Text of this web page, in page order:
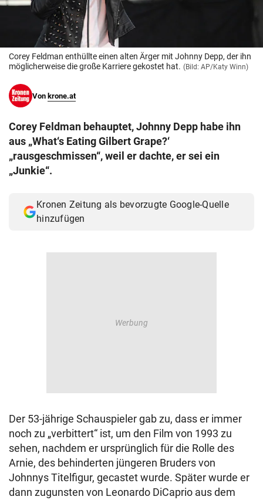
© Krone Multimedia GmbH & Co KG 2026
Muthgasse 2, 1190 Wien
Corey Feldman enthüllte einen alten Ärger mit Johnny Depp, der ihn
möglicherweise die große Karriere gekostet hat. (Bild: AP/Katy Winn)
Von krone.at
Corey Feldman behauptet, Johnny Depp habe ihn
aus „What‘s Eating Gilbert Grape?‘
„rausgeschmissen“, weil er dachte, er sei ein
„Junkie“.
Kronen Zeitung als bevorzugte Google-Quelle
hinzufügen
Der 53-jährige Schauspieler gab zu, dass er immer
noch zu „verbittert“ ist, um den Film von 1993 zu
sehen, nachdem er ursprünglich für die Rolle des
Arnie, des behinderten jüngeren Bruders von
Johnnys Titelfigur, gecastet wurde. Später wurde er
dann zugunsten von Leonardo DiCaprio aus dem